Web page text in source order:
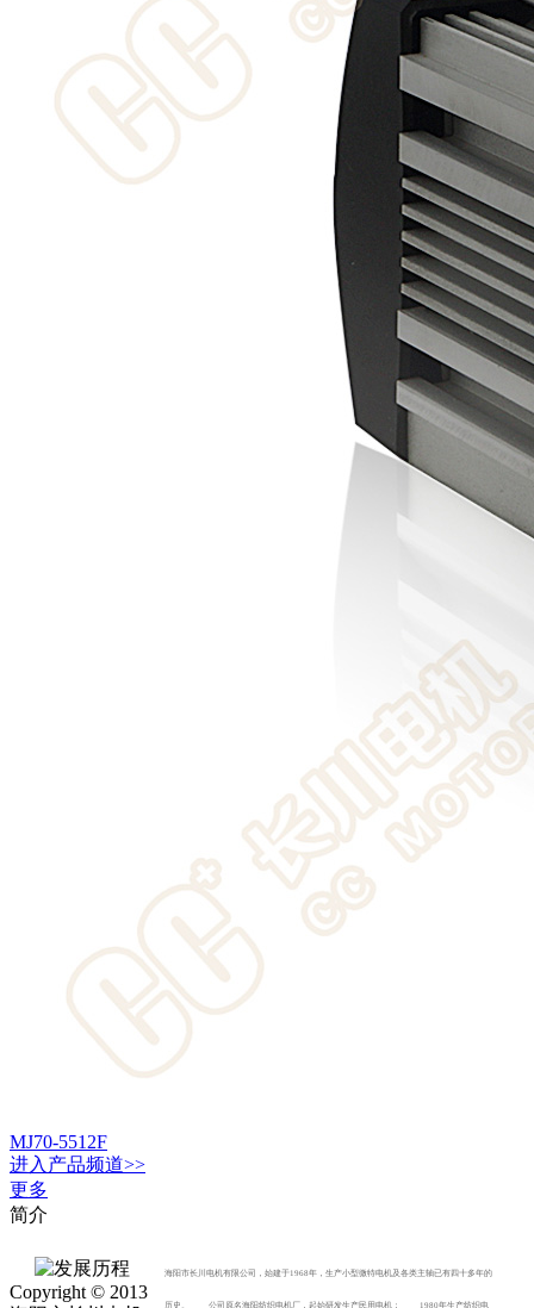
MJ70-5512F
进入 产品频道>>
更多
简介
海阳市长川电机有限公司，始建于1968年，生产小型微特电机及各类主轴已有四十多年的
历史。 公司原名海阳纺织电机厂，起始研发生产民用电机； 1980年生产纺织电
Copyright © 2013